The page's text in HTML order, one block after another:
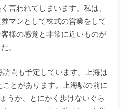
言われてしまいます。私は、
マンとして株式の営業をして
様の感覚と非常に近いものが
。
問も予定しています。上海は
とがあります。上海駅の前に
うか、とにかく歩けないぐら